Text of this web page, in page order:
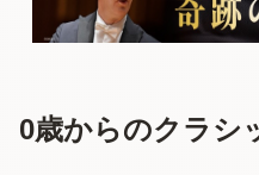
0歳からのクラシ